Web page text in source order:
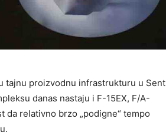
tajnu proizvodnu infrastrukturu u Sent
danas nastaju i F-15EX, F/A-
da relativno brzo „podigne“ tempo